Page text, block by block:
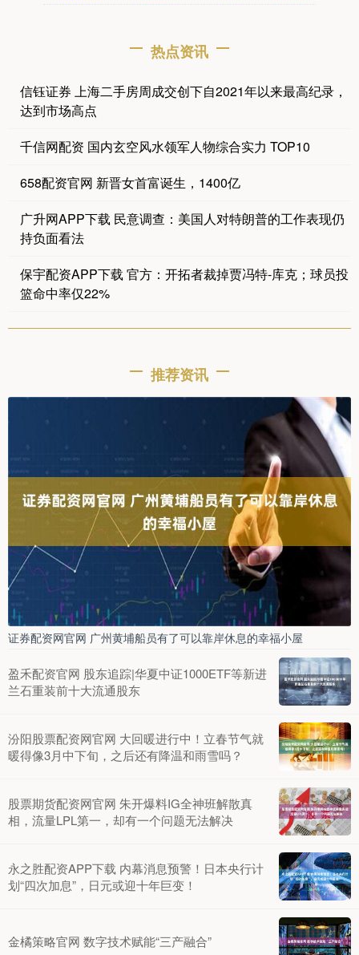
热点资讯
信钰证券 上海二手房周成交创下自2021年以来最高纪录，
达到市场高点
千信网配资 国内玄空风水领军人物综合实力 TOP10
658配资官网 新晋女首富诞生，1400亿
广升网APP下载 民意调查：美国人对特朗普的工作表现仍
持负面看法
保宇配资APP下载 官方：开拓者裁掉贾冯特-库克；球员投
篮命中率仅22%
推荐资讯
证券配资网官网 广州黄埔船员有了可以靠岸休息的幸福小屋
盈禾配资官网 股东追踪|华夏中证1000ETF等新进
兰石重装前十大流通股东
汾阳股票配资网官网 大回暖进行中！立春节气就
暖得像3月中下旬，之后还有降温和雨雪吗？
股票期货配资网官网 朱开爆料IG全神班解散真
相，流量LPL第一，却有一个问题无法解决
永之胜配资APP下载 内幕消息预警！日本央行计
划“四次加息”，日元或迎十年巨变！
金橘策略官网 数字技术赋能“三产融合”